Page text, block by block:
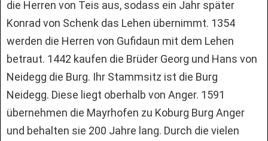
die Herren von Teis aus, sodass ein Jahr später
Konrad von Schenk das Lehen übernimmt. 1354
werden die Herren von Gufidaun mit dem Lehen
betraut. 1442 kaufen die Brüder Georg und Hans von
Neidegg die Burg. Ihr Stammsitz ist die Burg
Neidegg. Diese liegt oberhalb von Anger. 1591
übernehmen die Mayrhofen zu Koburg Burg Anger
und behalten sie 200 Jahre lang. Durch die vielen